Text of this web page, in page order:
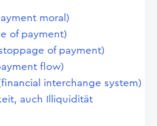
moral)
of payment)
of payment)
flow)
interchange system)
auch Illiquidität